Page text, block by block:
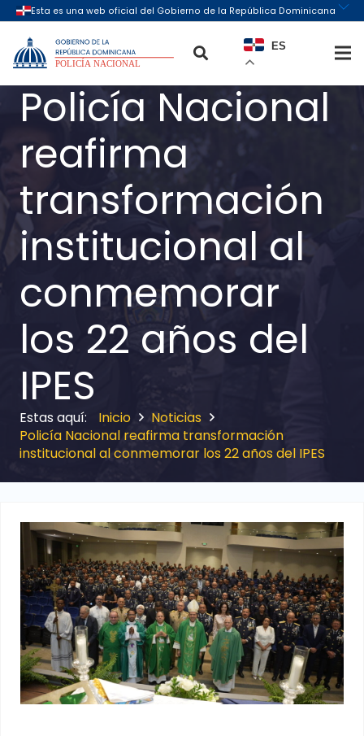
ES
Policía Nacional
reafirma
transformación
institucional al
conmemorar
los 22 años del
IPES
Inicio
Noticias
Policía Nacional reafirma transformación
institucional al conmemorar los 22 años del IPES